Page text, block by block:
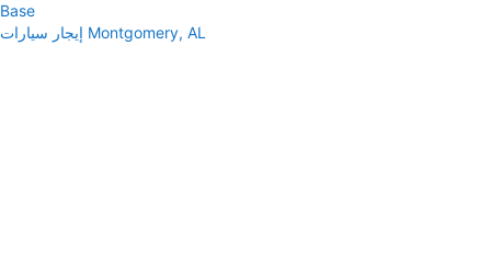
Base
إيجار سيارات Montgomery, AL